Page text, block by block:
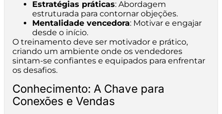
Estratégias práticas: Abordagem
estruturada para contornar objeções.
Mentalidade vencedora: Motivar e engajar
desde o início.
O treinamento deve ser motivador e prático,
criando um ambiente onde os vendedores
sintam-se confiantes e equipados para enfrentar
os desafios.
Conhecimento: A Chave para
Conexões e Vendas